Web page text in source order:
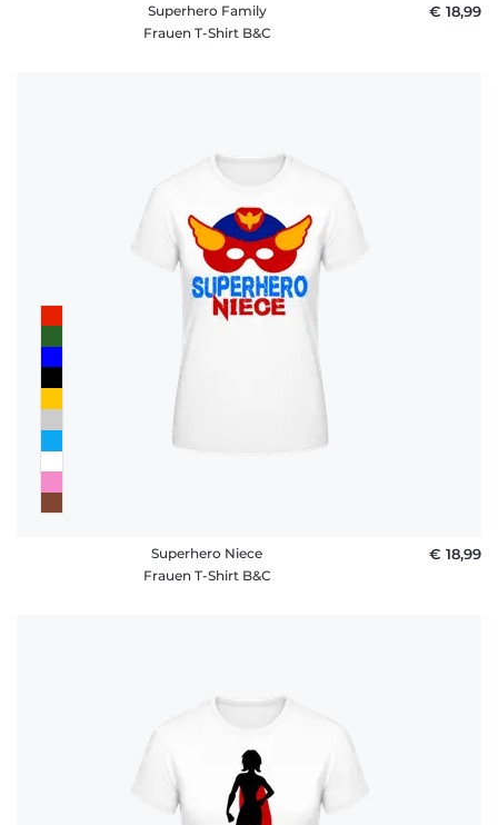
Superhero Family
Frauen T-Shirt B&C
€ 18,99
Superhero Niece
Frauen T-Shirt B&C
€ 18,99